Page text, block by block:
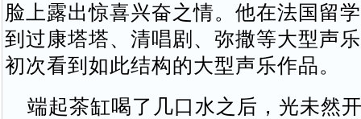
脸上露出惊喜兴奋之情。他在法国留
到过康塔塔、清唱剧、弥撒等大型声
初次看到如此结构的大型声乐作品。
端起茶缸喝了几口水之后，光未然